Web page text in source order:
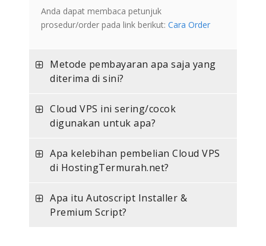
Anda dapat membaca petunjuk
prosedur/order pada link berikut: Cara Order
Metode pembayaran apa saja yang
diterima di sini?
Cloud VPS ini sering/cocok
digunakan untuk apa?
Apa kelebihan pembelian Cloud VPS
di HostingTermurah.net?
Apa itu Autoscript Installer &
Premium Script?